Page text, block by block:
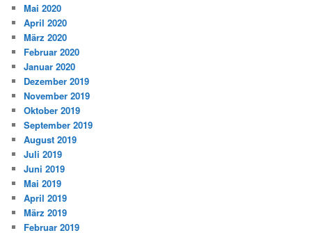
Mai 2020
April 2020
März 2020
Februar 2020
Januar 2020
Dezember 2019
November 2019
Oktober 2019
September 2019
August 2019
Juli 2019
Juni 2019
Mai 2019
April 2019
März 2019
Februar 2019